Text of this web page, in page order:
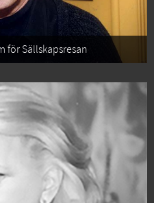
för Sällskapsresan